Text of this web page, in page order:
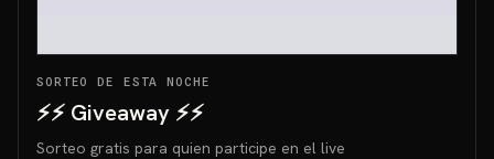
SORTEO DE ESTA NOCHE
⚡️⚡️ Giveaway ⚡️⚡️
Sorteo gratis para quien participe en el live